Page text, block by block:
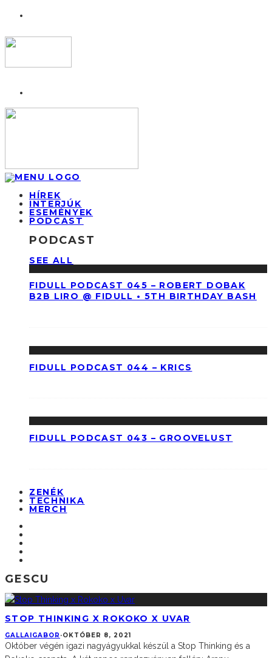
HÍREK
INTERJÚK
ESEMÉNYEK
PODCAST
PODCAST
SEE ALL
FIDULL PODCAST 045 – ROBERT DOBAK
B2B LIRO @ FIDULL • 5TH BIRTHDAY BASH
FIDULL PODCAST 044 – KRICS
FIDULL PODCAST 043 – GROOVELUST
ZENÉK
TECHNIKA
MERCH
GESCU
STOP THINKING X ROKOKO X UVAR
GALLAIGABOR ·OKTÓBER 8, 2021
Október végén igazi nagyágyukkal készül a Stop Thinking és a